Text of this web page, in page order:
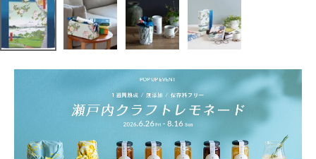
ギフトラッピング
リバーシブル